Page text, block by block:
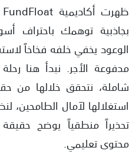
تضليل الضحايا باعتمادات وهمية
نشر تقييمات وتجارب مضللة للمتدربين
استنزاف الأموال عبر مستويات
بجاذبية توهمك باحتراف
الوعود يخفي خلفه فخاخاً
مدفوعة الأجر. نبدأ هنا
شاملة، نتحقق خلالها من
استغلالها لآمال الطامحين،
تحذيراً منطقياً يوضح
محتوى تعليمي.